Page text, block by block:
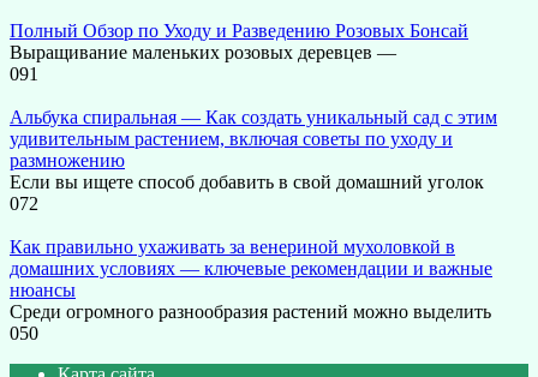
Полный Обзор по Уходу и Разведению Розовых Бонсай
Выращивание маленьких розовых деревцев —
091
Альбука спиральная — Как создать уникальный сад с этим
удивительным растением, включая советы по уходу и
размножению
Если вы ищете способ добавить в свой домашний уголок
072
Как правильно ухаживать за венериной мухоловкой в
домашних условиях — ключевые рекомендации и важные
нюансы
Среди огромного разнообразия растений можно выделить
050